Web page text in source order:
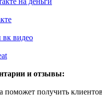
вк видео
и отзывы:
поможет получить